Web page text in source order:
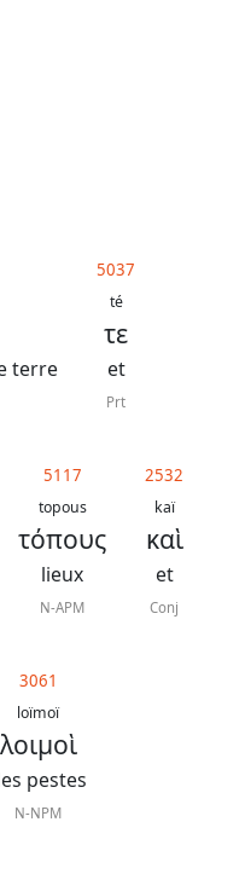
terre
5037
té
τε
et
Prt
5117
topous
τόπους
lieux
N-APM
2532
kaï
καὶ
et
Conj
3061
loïmoï
λοιμοὶ
pestes
N-NPM